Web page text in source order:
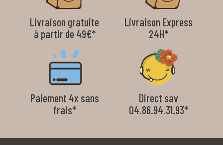
Livraison gratuite
à partir de 49€*
Livraison Express
24H*
Paiement 4x sans
frais*
Direct sav
04.86.94.31.93*